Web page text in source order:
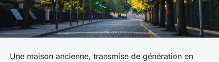
Une maison ancienne, transmise de génération en